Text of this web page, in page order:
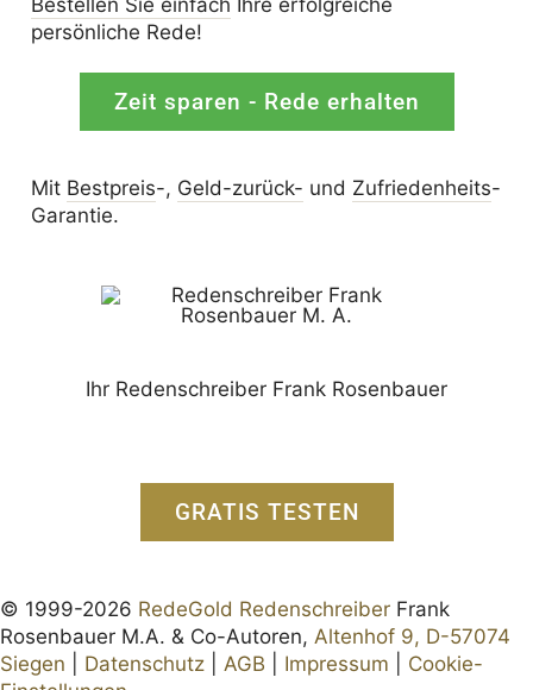
Bestellen Sie einfach Ihre erfolgreiche
persönliche Rede!
Zeit sparen - Rede erhalten
Mit Bestpreis-, Geld-zurück- und Zufrieden­­heits-
Garantie.
Ihr Redenschreiber Frank Rosenbauer
GRATIS TESTEN
© 1999-2026 RedeGold Redenschreiber Frank
Rosenbauer M.A. & Co-Autoren, Altenhof 9, D-57074
Siegen
Datenschutz AGB Impressum
Cookie-